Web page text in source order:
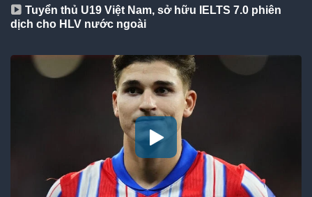
Tuyển thủ U19 Việt Nam, sở hữu IELTS 7.0 phiên
dịch cho HLV nước ngoài